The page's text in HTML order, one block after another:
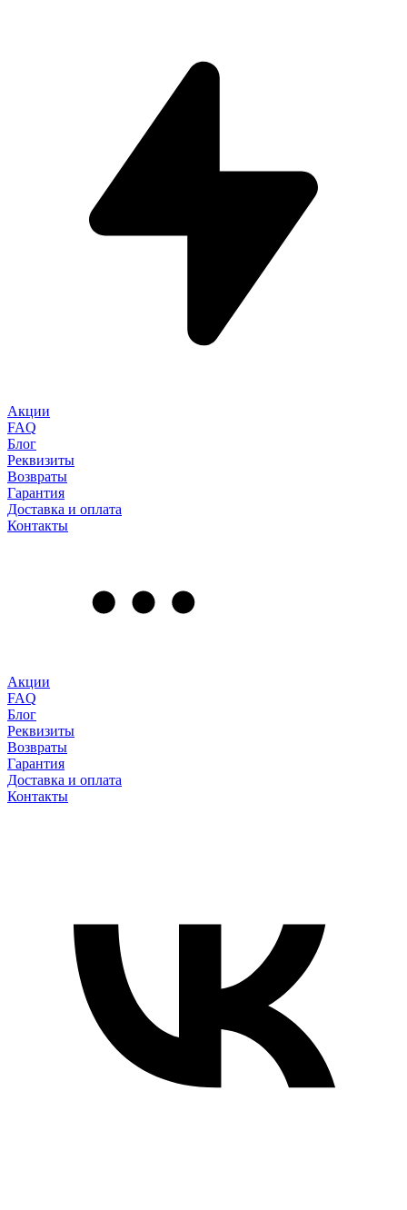
Акции
FAQ
Блог
Реквизиты
Возвраты
Гарантия
Доставка и оплата
Контакты
Акции
FAQ
Блог
Реквизиты
Возвраты
Гарантия
Доставка и оплата
Контакты